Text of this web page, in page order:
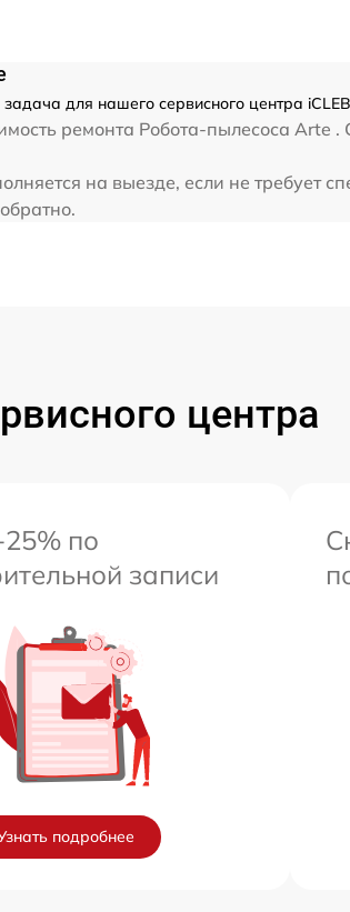
для нашего сервисного центра
ремонта Робота-пылесоса Arte .
на выезде, если не требует
центра
по
записи
подробнее